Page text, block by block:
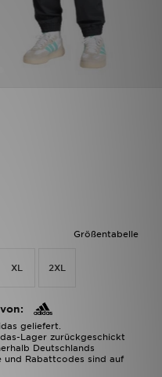
Größentabelle
XL 2XL
geliefert.
Lager zurückgeschickt
Deutschlands
Rabattcodes sind auf